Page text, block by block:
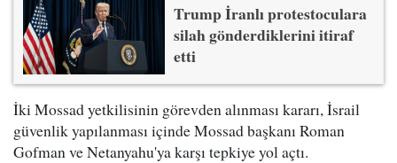
Trump İranlı protestoculara
silah gönderdiklerini itiraf
etti
İki Mossad yetkilisinin görevden alınması kararı, İsrail
güvenlik yapılanması içinde Mossad başkanı Roman
Gofman ve Netanyahu'ya karşı tepkiye yol açtı.